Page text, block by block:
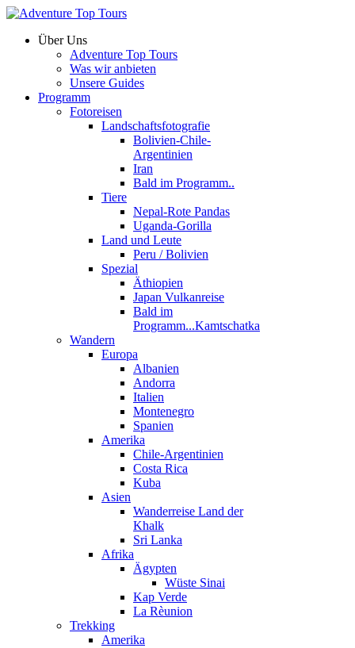
Über Uns
Adventure Top Tours
Was wir anbieten
Unsere Guides
Programm
Fotoreisen
Landschaftsfotografie
Bolivien-Chile-
Argentinien
Iran
Bald im Programm..
Tiere
Nepal-Rote Pandas
Uganda-Gorilla
Land und Leute
Peru / Bolivien
Spezial
Äthiopien
Japan Vulkanreise
Bald im
Programm...Kamtschatka
Wandern
Europa
Albanien
Andorra
Italien
Montenegro
Spanien
Amerika
Chile-Argentinien
Costa Rica
Kuba
Asien
Wanderreise Land der
Khalk
Sri Lanka
Afrika
Ägypten
Wüste Sinai
Kap Verde
La Rèunion
Trekking
Amerika